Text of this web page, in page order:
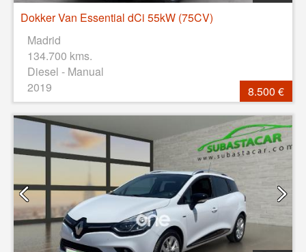
Dokker Van Essential dCi 55kW (75CV)
Madrid
134.700 kms.
Diesel - Manual
2019
8.500 €